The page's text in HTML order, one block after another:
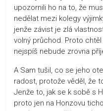
upozornili ho na to, že
nedělat mezi kolegy
jenže závist je zlá
volný průchod. Proto
nejspíš nebude zrovna
A Sam tušil, co se jeho
radost, protože věděl, že
Jenže to, jak se k sobě s
proto jen na Honzovu